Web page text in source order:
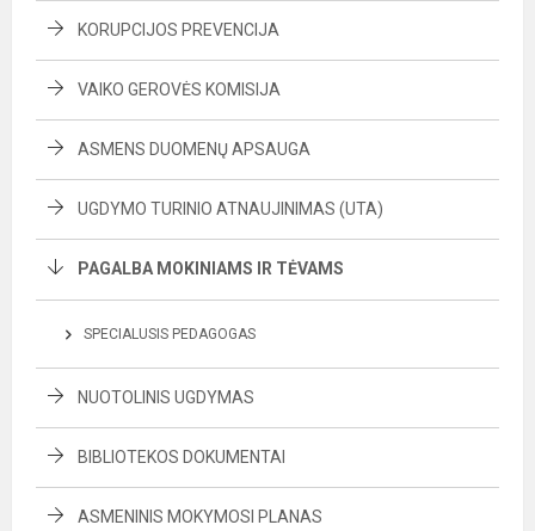
KORUPCIJOS PREVENCIJA
VAIKO GEROVĖS KOMISIJA
ASMENS DUOMENŲ APSAUGA
UGDYMO TURINIO ATNAUJINIMAS (UTA)
PAGALBA MOKINIAMS IR TĖVAMS
SPECIALUSIS PEDAGOGAS
NUOTOLINIS UGDYMAS
BIBLIOTEKOS DOKUMENTAI
ASMENINIS MOKYMOSI PLANAS